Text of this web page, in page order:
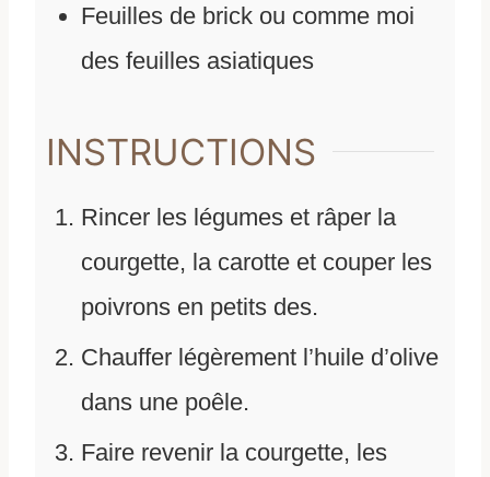
Feuilles de brick ou comme moi
des feuilles asiatiques
INSTRUCTIONS
Rincer les légumes et râper la
courgette, la carotte et couper les
poivrons en petits des.
Chauffer légèrement l’huile d’olive
dans une poêle.
Faire revenir la courgette, les